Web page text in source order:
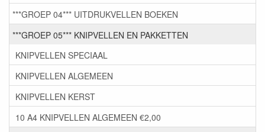
***GROEP 04*** UITDRUKVELLEN BOEKEN
***GROEP 05*** KNIPVELLEN EN PAKKETTEN
KNIPVELLEN SPECIAAL
KNIPVELLEN ALGEMEEN
KNIPVELLEN KERST
10 A4 KNIPVELLEN ALGEMEEN €2,00